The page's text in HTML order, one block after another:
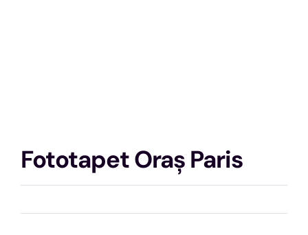
Fototapet Oraș Paris